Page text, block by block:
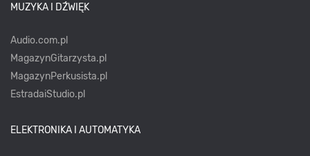
MUZYKA I DŹWIĘK
Audio.com.pl
MagazynGitarzysta.pl
MagazynPerkusista.pl
EstradaiStudio.pl
ELEKTRONIKA I AUTOMATYKA